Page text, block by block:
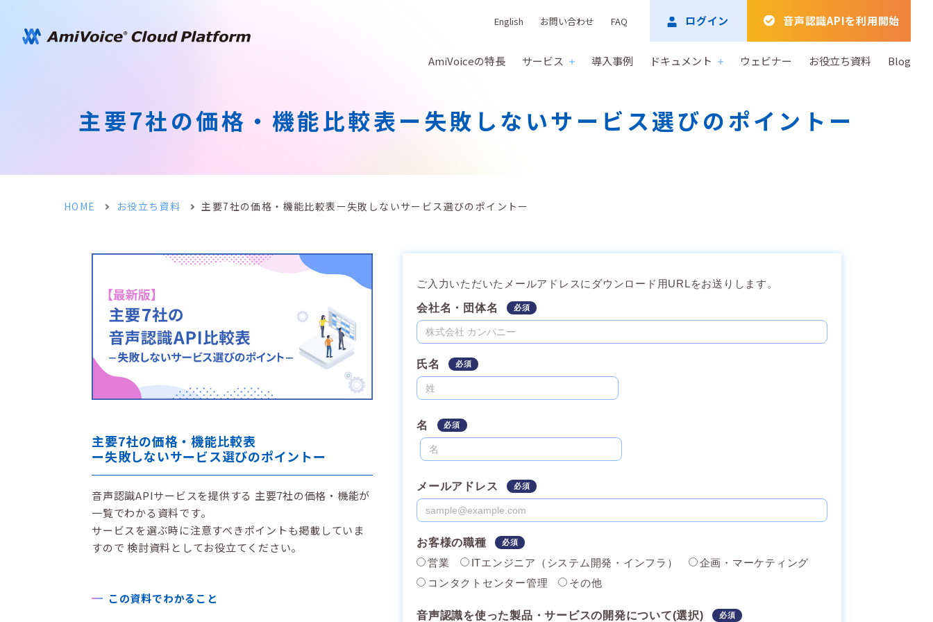
AmiVoiceの特長 サービス 導入事例 ドキュメント ウェビナー お役立ち資料 Blog
English お問い合わせ FAQ ログイン 音声認識APIを利用開始
主要7社の価格・機能比較表ー失敗しないサービス選びのポイントー
HOME お役立ち資料 主要7社の価格・機能比較表ー失敗しないサービス選びのポイントー
主要7社の価格・機能比較表
ー失敗しないサービス選びのポイントー
音声認識APIサービスを提供する 主要7社の価格・機能が
一覧でわかる資料です。
サービスを選ぶ時に注意すべきポイントも掲載していま
すので 検討資料としてお役立てください。
この資料でわかること